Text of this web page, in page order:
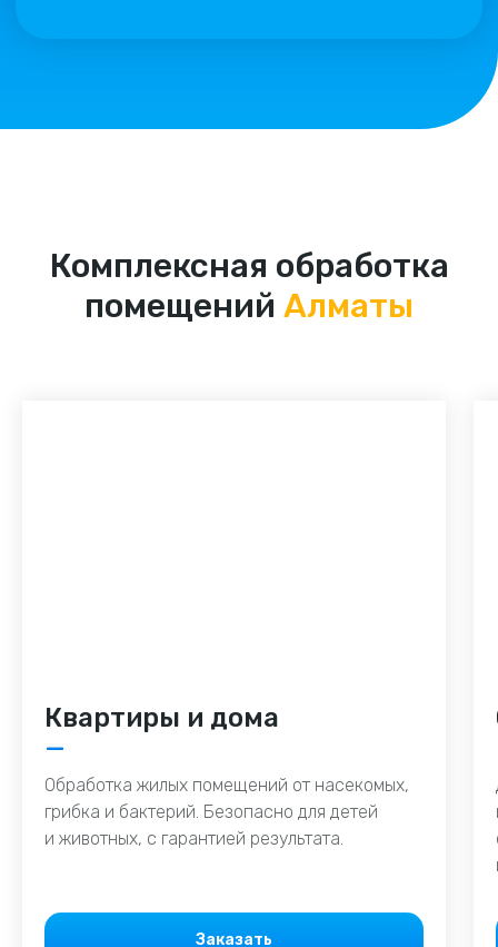
Комплексная обработка
помещений Алматы
Квартиры и дома
—
Обработка жилых помещений от насекомых,
грибка и бактерий. Безопасно для детей
и животных, с гарантией результата.
Заказать